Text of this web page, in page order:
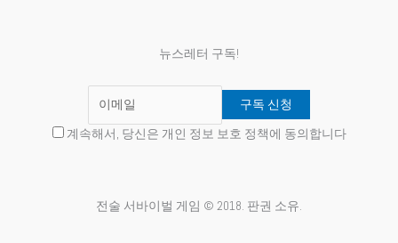
뉴스레터 구독!
계속해서, 당신은 개인 정보 보호 정책에 동의합니다
전술 서바이벌 게임 © 2018. 판권 소유.